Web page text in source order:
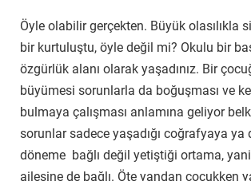
Öyle olabilir gerçekten. Büyük olasılıkla
bir kurtuluştu, öyle değil mi? Okulu bir
özgürlük alanı olarak yaşadınız. Bir
büyümesi sorunlarla da boğuşması ve
bulmaya çalışması anlamına geliyor
sorunlar sadece yaşadığı coğrafyaya ya
döneme bağlı değil yetiştiği ortama,
ailesine de bağlı. Öte yandan çocukken